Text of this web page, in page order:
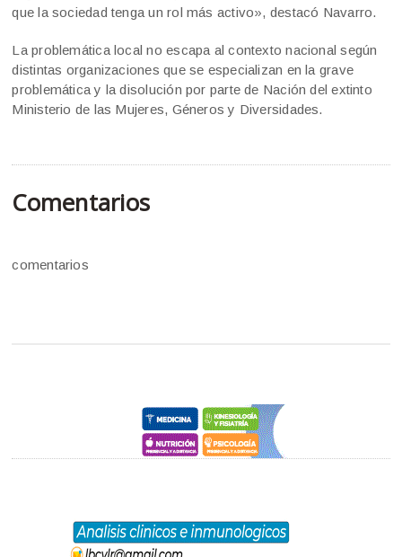
que la sociedad tenga un rol más activo», destacó Navarro.
La problemática local no escapa al contexto nacional según
distintas organizaciones que se especializan en la grave
problemática y la disolución por parte de Nación del extinto
Ministerio de las Mujeres, Géneros y Diversidades.
Comentarios
comentarios